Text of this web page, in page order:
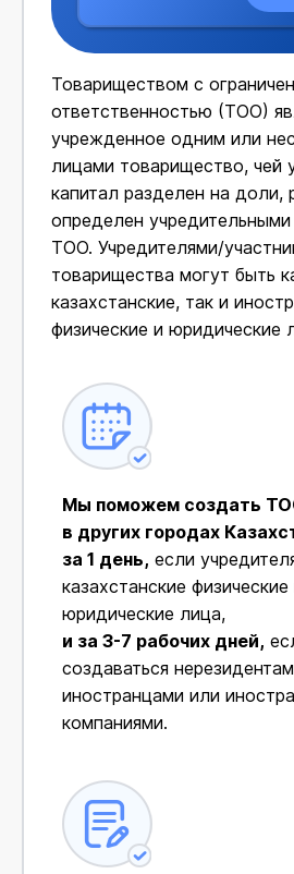
Товариществом с
ответственностью (ТОО)
учрежденное одним или
лицами товарищество, чей
капитал разделен на доли,
определен
ТОО. Учредителями/
товарищества могут быть
казахстанские, так и
физические и юридические
Мы поможем создать
в других городах
за 1 день, если
казахстанские физические
юридические лица,
и за 3-7 рабочих дней,
создаваться
иностранцами или
компаниями.